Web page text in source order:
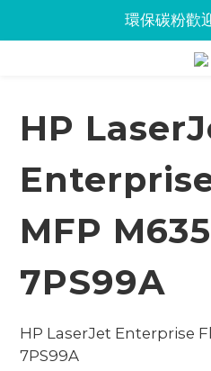
Jabra會議設備企
環保碳粉歡
Jabra會議設備企
HP
MFP
7PS99A
HP LaserJet Enterprise
7PS99A